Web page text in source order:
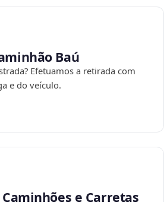
Baú
Efetuamos a retirada com
e do veículo.
e Carretas